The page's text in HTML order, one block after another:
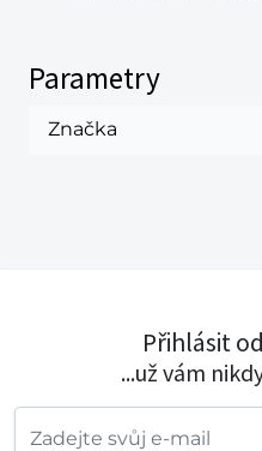
Parametry
Značka
Přihlásit
...už vám